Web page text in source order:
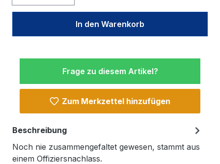
In den Warenkorb
Frage zu diesem Artikel?
Zum Merkzettel hinzufügen
Beschreibung
Noch nie zusammengefaltet gewesen, stammt aus
einem Offiziersnachlass.